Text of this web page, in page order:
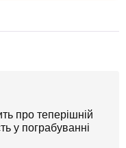
про теперішній
у пограбуванні